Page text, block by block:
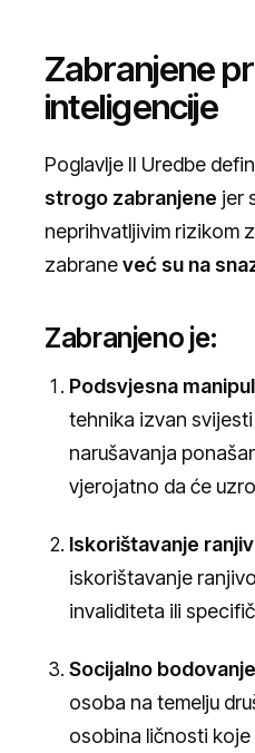
Zabranjene
inteligencije
Poglavlje II Uredbe
strogo zabranjene jer
neprihvatljivim rizikom
zabraneveć su na
Zabranjeno je:
Podsvjesna
tehnika izvan
narušavanja
vjerojatno da će
Iskorištavanje
iskorištavanje
invaliditeta ili
Socijalno
osoba na temelju
osobina ličnosti